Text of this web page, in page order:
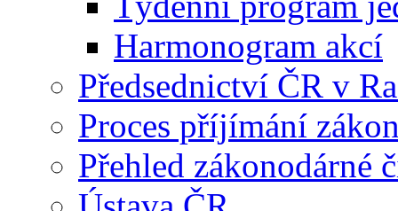
Harmonogram akcí
Předsednictví ČR v
Proces příjímání
Přehled zákonodárné